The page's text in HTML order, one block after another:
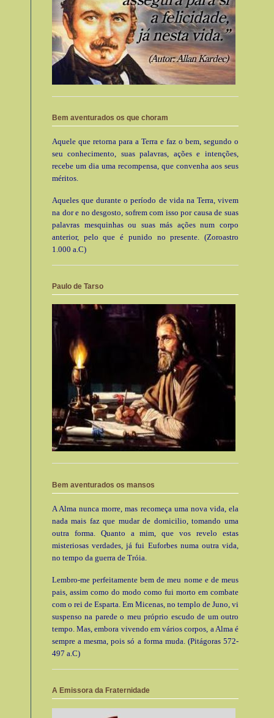
Bem aventurados os que choram
Aquele que retorna para a Terra e faz o bem, segundo o
seu conhecimento, suas palavras, ações e intenções,
recebe um dia uma recompensa, que convenha aos seus
méritos.
Aqueles que durante o período de vida na Terra, vivem
na dor e no desgosto, sofrem com isso por causa de suas
palavras mesquinhas ou suas más ações num corpo
anterior, pelo que é punido no presente. (Zoroastro
1.000 a.C)
Paulo de Tarso
Bem aventurados os mansos
A Alma nunca morre, mas recomeça uma nova vida, ela
nada mais faz que mudar de domicilio, tomando uma
outra forma. Quanto a mim, que vos revelo estas
misteriosas verdades, já fui Euforbes numa outra vida,
no tempo da guerra de Tróia.
Lembro-me perfeitamente bem de meu nome e de meus
pais, assim como do modo como fui morto em combate
com o rei de Esparta. Em Micenas, no templo de Juno, vi
suspenso na parede o meu próprio escudo de um outro
tempo. Mas, embora vivendo em vários corpos, a Alma é
sempre a mesma, pois só a forma muda. (Pitágoras 572-
497 a.C)
A Emissora da Fraternidade